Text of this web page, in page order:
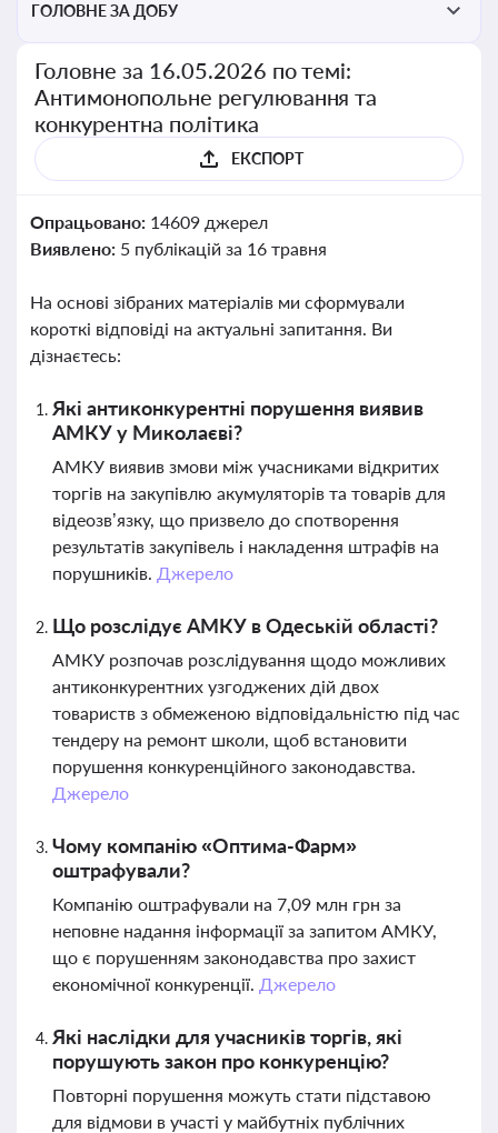
ГОЛОВНЕ ЗА ДОБУ
Головне за 16.05.2026 по темі:
Антимонопольне регулювання та
конкурентна політика
ЕКСПОРТ
Опрацьовано: 14609 джерел
Виявлено: 5 публікацій за 16 травня
На основі зібраних матеріалів ми сформували
короткі відповіді на актуальні запитання. Ви
дізнаєтесь:
Які антиконкурентні порушення виявив
АМКУ у Миколаєві?
АМКУ виявив змови між учасниками відкритих
торгів на закупівлю акумуляторів та товарів для
відеозв’язку, що призвело до спотворення
результатів закупівель і накладення штрафів на
порушників. Джерело
Що розслідує АМКУ в Одеській області?
АМКУ розпочав розслідування щодо можливих
антиконкурентних узгоджених дій двох
товариств з обмеженою відповідальністю під час
тендеру на ремонт школи, щоб встановити
порушення конкуренційного законодавства.
Джерело
Чому компанію «Оптима-Фарм»
оштрафували?
Компанію оштрафували на 7,09 млн грн за
неповне надання інформації за запитом АМКУ,
що є порушенням законодавства про захист
економічної конкуренції. Джерело
Які наслідки для учасників торгів, які
порушують закон про конкуренцію?
Повторні порушення можуть стати підставою
для відмови в участі у майбутніх публічних